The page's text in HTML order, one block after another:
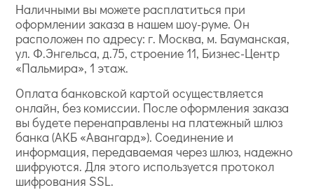
Наличными вы можете расплатиться при
оформлении заказа в нашем шоу-руме. Он
расположен по адресу: г. Москва, м. Бауманская,
ул. Ф.Энгельса, д.75, строение 11, Бизнес-Центр
«Пальмира», 1 этаж.
Оплата банковской картой осуществляется
онлайн, без комиссии. После оформления заказа
вы будете перенаправлены на платежный шлюз
банка (АКБ «Авангард»). Соединение и
информация, передаваемая через шлюз, надежно
шифруются. Для этого используется протокол
шифрования SSL.